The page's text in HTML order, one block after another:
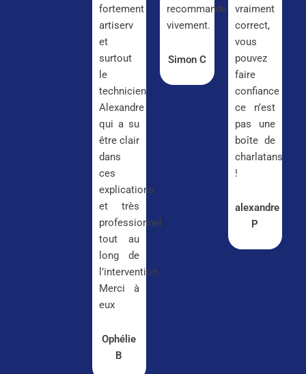
fortement
artiserv
et
surtout
le
technicien
Alexandre
qui a su
être clair
dans
ces
explications
et très
professionnel
tout au
long de
l’intervention.
Merci à
eux
Ophélie
B
recommande
vivement.
Simon C
vraiment
correct,
vous
pouvez
faire
confiance
ce n’est
pas une
boîte de
charlatans
!
alexandre
P